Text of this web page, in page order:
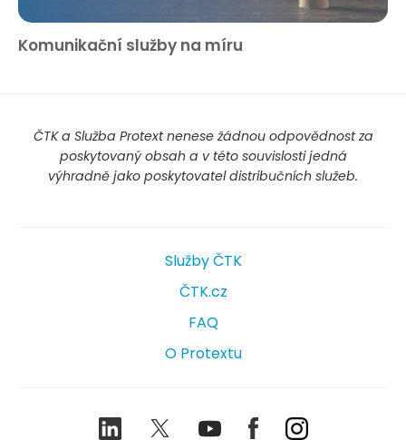
Komunikační služby na míru
ČTK a Služba Protext nenese žádnou odpovědnost za
poskytovaný obsah a v této souvislosti jedná
výhradně jako poskytovatel distribučních služeb.
Služby ČTK
ČTK.cz
FAQ
O Protextu
LinkedIn TwitterYoutubeFacebookInstagram